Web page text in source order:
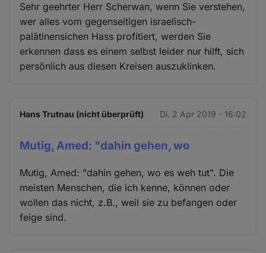
Sehr geehrter Herr Scherwan, wenn Sie verstehen,
wer alles vom gegenseitigen israelisch-
palätinensichen Hass profitiert, werden Sie
erkennen dass es einem selbst leider nur hilft, sich
persönlich aus diesen Kreisen auszuklinken.
Hans Trutnau (nicht überprüft) Di. 2 Apr 2019 - 16:02
Mutig, Amed: "dahin gehen, wo
Mutig, Amed: "dahin gehen, wo es weh tut". Die
meisten Menschen, die ich kenne, können oder
wollen das nicht, z.B., weil sie zu befangen oder
feige sind.